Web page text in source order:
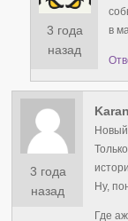
3 года
назад
в
3 года
назад
Ну,
Где